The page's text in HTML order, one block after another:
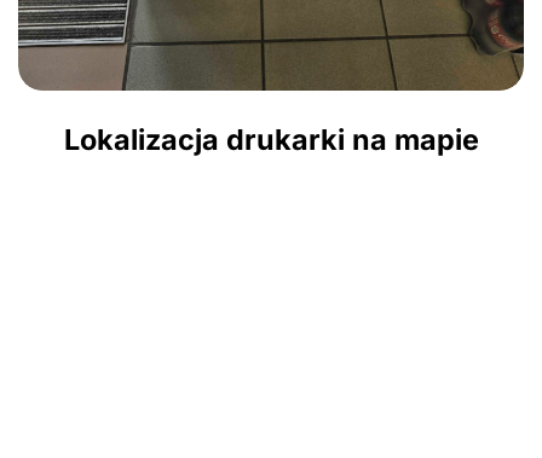
Lokalizacja drukarki na mapie